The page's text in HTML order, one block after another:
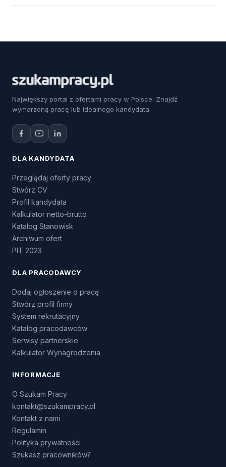
Największy portal z ofertami pracy w Polsce. Znajdź
wymarzoną pracę lub idealnego kandydata.
DLA KANDYDATA
Przeglądaj oferty pracy
Stwórz CV
Profil kandydata
Kalkulator netto-brutto
Katalog Stanowisk
Archiwum ofert
PIT 2023
DLA PRACODAWCY
Dodaj ogłoszenie o pracę
Stwórz profil firmy
System rekrutacyjny
Katalog pracodawców
Serwisy partnerskie
Kalkulator Wynagrodzenia
INFORMACJE
O Szukam Pracy
kontakt@szukampracy.pl
Kontakt z nami
Regulamin
Polityka prywatności
Szukasz pracowników?